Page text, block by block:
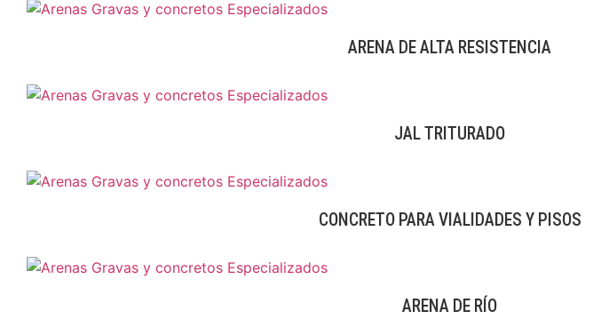
ARENA DE ALTA RESISTENCIA
JAL TRITURADO
CONCRETO PARA VIALIDADES Y PISOS
ARENA DE RÍO